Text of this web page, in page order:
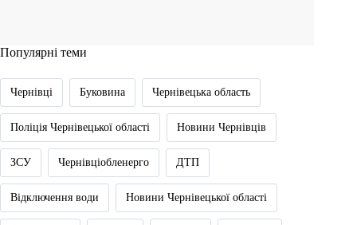
Популярні теми
Чернівці Буковина Чернівецька область
Поліція Чернівецької області Новини Чернівців
ЗСУ Чернівціобленерго ДТП
Відключення води Новини Чернівецької області